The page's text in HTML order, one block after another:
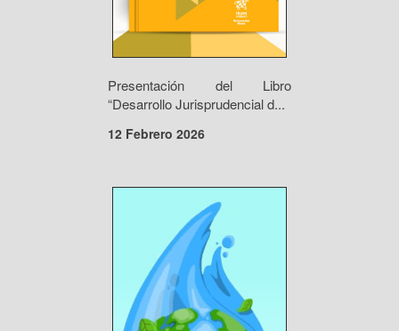
Presentación del Libro
“Desarrollo Jurisprudencial d...
12 Febrero 2026